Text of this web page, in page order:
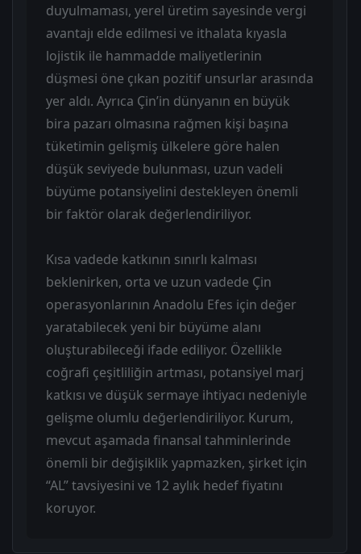
duyulmaması, yerel üretim sayesinde vergi
avantajı elde edilmesi ve ithalata kıyasla
lojistik ile hammadde maliyetlerinin
düşmesi öne çıkan pozitif unsurlar arasında
yer aldı. Ayrıca Çin’in dünyanın en büyük
bira pazarı olmasına rağmen kişi başına
tüketimin gelişmiş ülkelere göre halen
düşük seviyede bulunması, uzun vadeli
büyüme potansiyelini destekleyen önemli
bir faktör olarak değerlendiriliyor.
Kısa vadede katkının sınırlı kalması
beklenirken, orta ve uzun vadede Çin
operasyonlarının Anadolu Efes için değer
yaratabilecek yeni bir büyüme alanı
oluşturabileceği ifade ediliyor. Özellikle
coğrafi çeşitliliğin artması, potansiyel marj
katkısı ve düşük sermaye ihtiyacı nedeniyle
gelişme olumlu değerlendiriliyor. Kurum,
mevcut aşamada finansal tahminlerinde
önemli bir değişiklik yapmazken, şirket için
“AL” tavsiyesini ve 12 aylık hedef fiyatını
koruyor.